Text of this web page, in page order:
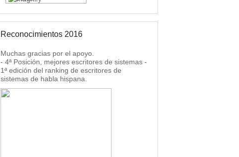
Reconocimientos 2016
Muchas gracias por el apoyo.
- 4ª Posición, mejores escritores de sistemas -
1ª edición del ranking de escritores de
sistemas de habla hispana.